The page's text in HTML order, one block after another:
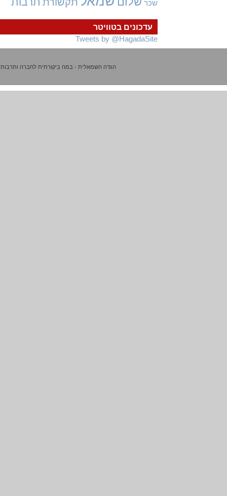
עדכונים בטוויטר
Tweets by @HagadaSite
שכר
הגדה השמאלית - במה ביקורתית לחברה ותרבות